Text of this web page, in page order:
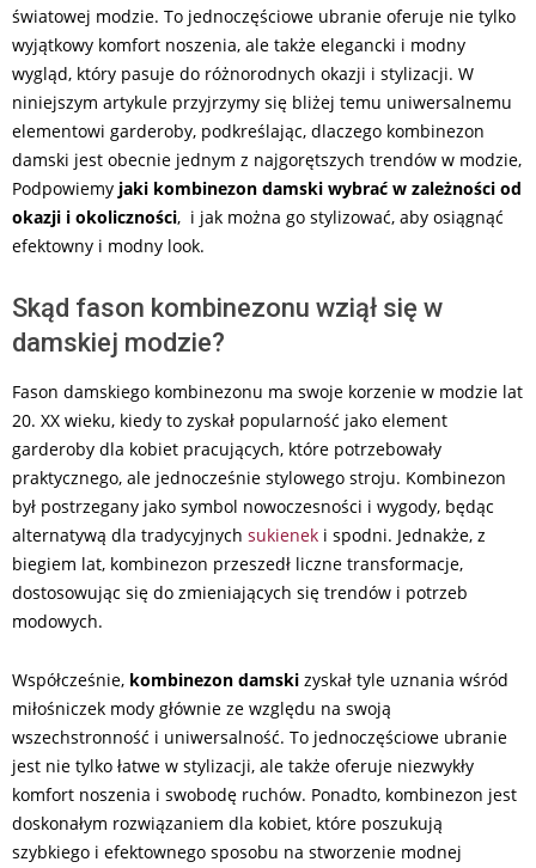
światowej modzie. To jednoczęściowe ubranie oferuje nie tylko
wyjątkowy komfort noszenia, ale także elegancki i modny
wygląd, który pasuje do różnorodnych okazji i stylizacji. W
niniejszym artykule przyjrzymy się bliżej temu uniwersalnemu
elementowi garderoby, podkreślając, dlaczego kombinezon
damski jest obecnie jednym z najgorętszych trendów w modzie,
Podpowiemy jaki kombinezon damski wybrać w zależności od
okazji i okoliczności, i jak można go stylizować, aby osiągnąć
efektowny i modny look.
Skąd fason kombinezonu wziął się w
damskiej modzie?
Fason damskiego kombinezonu ma swoje korzenie w modzie lat
20. XX wieku, kiedy to zyskał popularność jako element
garderoby dla kobiet pracujących, które potrzebowały
praktycznego, ale jednocześnie stylowego stroju. Kombinezon
był postrzegany jako symbol nowoczesności i wygody, będąc
alternatywą dla tradycyjnych sukienek i spodni. Jednakże, z
biegiem lat, kombinezon przeszedł liczne transformacje,
dostosowując się do zmieniających się trendów i potrzeb
modowych.
Współcześnie, kombinezon damski zyskał tyle uznania wśród
miłośniczek mody głównie ze względu na swoją
wszechstronność i uniwersalność. To jednoczęściowe ubranie
jest nie tylko łatwe w stylizacji, ale także oferuje niezwykły
komfort noszenia i swobodę ruchów. Ponadto, kombinezon jest
doskonałym rozwiązaniem dla kobiet, które poszukują
szybkiego i efektownego sposobu na stworzenie modnej